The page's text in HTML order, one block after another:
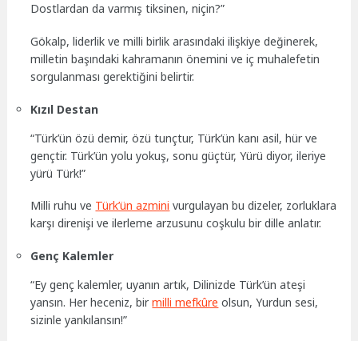
Dostlardan da varmış tiksinen, niçin?”
Gökalp, liderlik ve milli birlik arasındaki ilişkiye değinerek,
milletin başındaki kahramanın önemini ve iç muhalefetin
sorgulanması gerektiğini belirtir.
Kızıl Destan
“Türk’ün özü demir, özü tunçtur, Türk’ün kanı asil, hür ve
gençtir. Türk’ün yolu yokuş, sonu güçtür, Yürü diyor, ileriye
yürü Türk!”
Milli ruhu ve Türk’ün azmini vurgulayan bu dizeler, zorluklara
karşı direnişi ve ilerleme arzusunu coşkulu bir dille anlatır.
Genç Kalemler
“Ey genç kalemler, uyanın artık, Dilinizde Türk’ün ateşi
yansın. Her heceniz, birmilli mefkûre olsun, Yurdun sesi,
sizinle yankılansın!”